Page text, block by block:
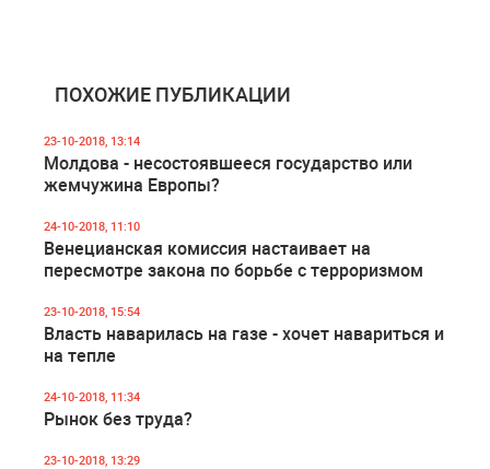
ПОХОЖИЕ ПУБЛИКАЦИИ
23-10-2018, 13:14
Молдова - несостоявшееся государство или
жемчужина Европы?
24-10-2018, 11:10
Венецианская комиссия настаивает на
пересмотре закона по борьбе с терроризмом
23-10-2018, 15:54
Власть наварилась на газе - хочет навариться и
на тепле
24-10-2018, 11:34
Рынок без труда?
23-10-2018, 13:29